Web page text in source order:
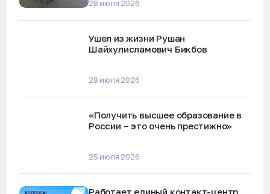
28 июля 2026
Ушел из жизни Рушан
Шайхулисламович Бикбов
28 июля 2026
«Получить высшее образование в
России – это очень престижно»
25 июля 2026
Работает единый контакт-центр